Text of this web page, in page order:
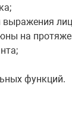
на
функций.